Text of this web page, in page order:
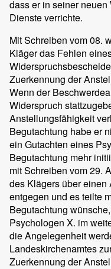
dass er in seiner
Dienste verrichte.
Mit Schreiben vom 08.
Kläger das Fehlen
Zuerkennung der
Wenn der
Widerspruch
Anstellungsfähigkeit
Begutachtung habe er
ein Gutachten eines
Begutachtung mehr
mit Schreiben vom 29.
des Klägers über einen
entgegen und es teilte
Begutachtung
Psychologen X. im
die Angelegenheit
Landeskirchenamtes
Zuerkennung der